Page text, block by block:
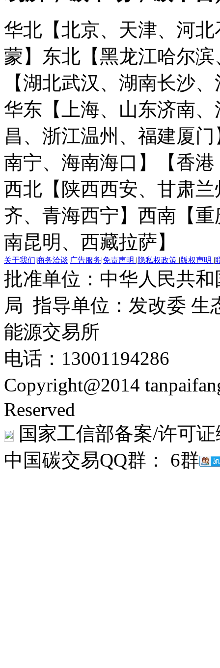
华北【北京、天津、河
蒙】 东北【黑龙江哈尔
【湖北武汉、湖南长沙
华东【上海、山东济南
昌、浙江温州、福建厦门
南宁、海南海口】
【香
西北【陕西西安、甘肃
齐、青海西宁】 西南【
南昆明、西藏拉萨】
关于我们|商务洽谈|广告服务|免责声明 |隐私权政策 |版权声明 |
批准单位：中华人民共
局 指导单位：发改委 生
能源交易所
电话：13001194286
Copyright@2014
Reserved
国家工信部备案/许可
中国碳交易QQ群： 6群